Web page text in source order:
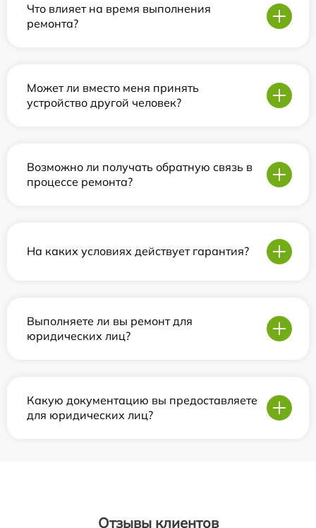
Что влияет на время выполнения
ремонта?
Может ли вместо меня принять
устройство другой человек?
Возможно ли получать обратную связь в
процессе ремонта?
На каких условиях действует гарантия?
Выполняете ли вы ремонт для
юридических лиц?
Какую документацию вы предоставляете
для юридических лиц?
Отзывы клиентов